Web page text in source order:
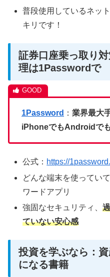
普段使用しているネッ
キリです！
証券口座乗っ取り
理は1Passwordで
1Password ： 業界最大
iPhoneでもAndroidでも
公式： https://
どんな端末を使ってい
ワードアプリ
強固なセキュリティ、
ていない安心感
投資を学ぶなら：
になる書籍